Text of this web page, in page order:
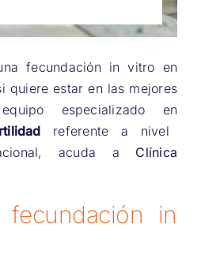
fecundación in vitro en
quiere estar en las mejores
especializado en
referente a nivel
acuda a Clínica
in